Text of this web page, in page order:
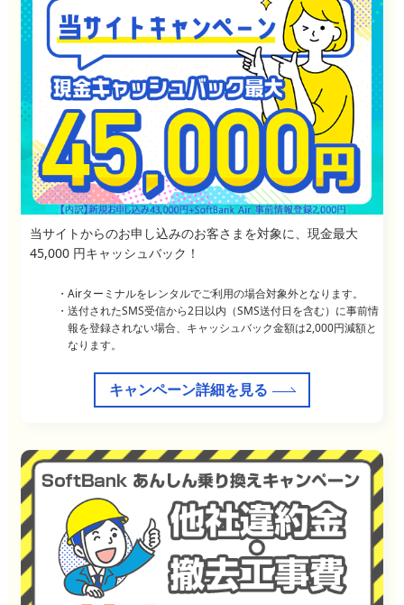
当サイトからのお申し込みのお客さまを対象に、現金最大
45,000 円キャッシュバック！
Airターミナルをレンタルでご利用の場合対象外となります。
送付されたSMS受信から2日以内（SMS送付日を含む）に事前情
報を登録されない場合、キャッシュバック金額は2,000円減額と
なります。
キャンペーン詳細を見る